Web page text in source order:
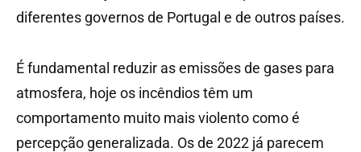
diferentes governos de Portugal e de outros países.
É fundamental reduzir as emissões de gases para
atmosfera, hoje os incêndios têm um
comportamento muito mais violento como é
percepção generalizada. Os de 2022 já parecem